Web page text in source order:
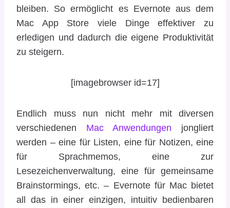
bleiben. So ermöglicht es Evernote aus dem
Mac App Store viele Dinge effektiver zu
erledigen und dadurch die eigene Produktivität
zu steigern.
[imagebrowser id=17]
Endlich muss nun nicht mehr mit diversen
verschiedenen Mac Anwendungen jongliert
werden – eine für Listen, eine für Notizen, eine
für Sprachmemos, eine zur
Lesezeichenverwaltung, eine für gemeinsame
Brainstormings, etc. – Evernote für Mac bietet
all das in einer einzigen, intuitiv bedienbaren